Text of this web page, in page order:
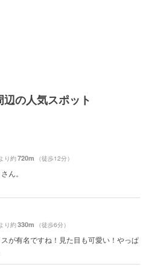
の人気スポット
り約720m （徒歩12分）
ん。
り約330m （徒歩6分）
が有名ですね！見た目も可愛い！やっぱ